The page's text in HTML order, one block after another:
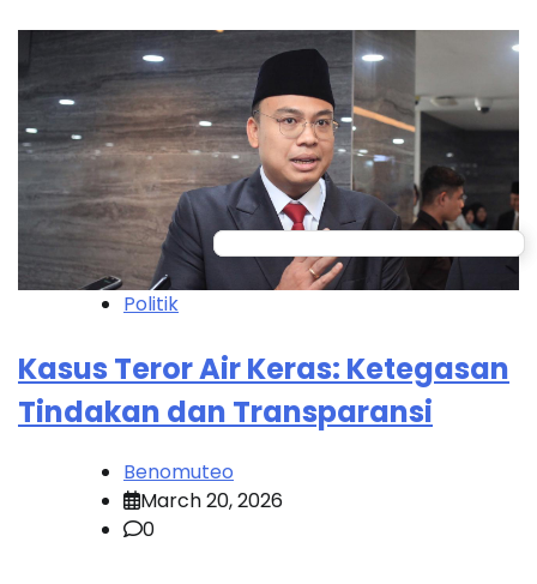
Politik
Kasus Teror Air Keras: Ketegasan
Tindakan dan Transparansi
Benomuteo
March 20, 2026
0